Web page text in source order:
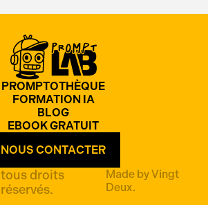
PROMPTOTHÈQUE
FORMATION IA
BLOG
EBOOK GRATUIT
NOUS CONTACTER
tous droits
réservés.
Made byVingt
Deux.